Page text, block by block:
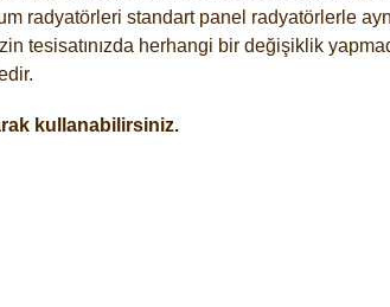
radyatörleri standart panel radyatörlerle
tesisatınızda herhangi bir değişiklik
kullanabilirsiniz.